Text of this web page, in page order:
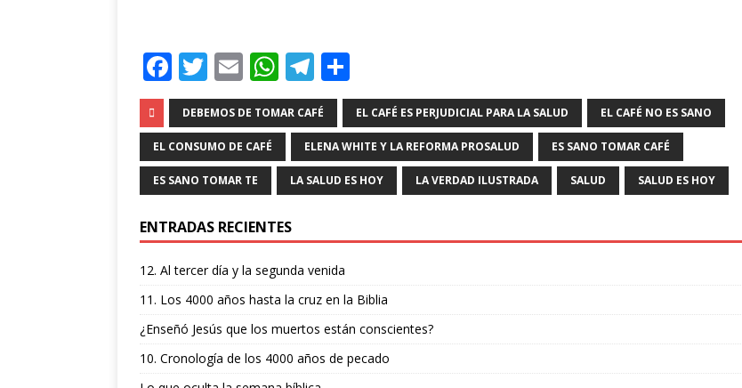
F
a
c
e
b
o
k
T
w
it
te
r
E
m
ai
l
W
h
at
s
A
p
T
el
e
g
ra
o
m
p
ar
r
DEBEMOS DE TOMAR CAFÉ EL CAFÉ ES PERJUDICIAL PARA LA SALUD EL CAFÉ NO ES SANO
EL CONSUMO DE CAFÉ ELENA WHITE Y LA REFORMA PROSALUD ES SANO TOMAR CAFÉ
ES SANO TOMAR TE LA SALUD ES HOY LA VERDAD ILUSTRADA SALUD SALUD ES HOY
ENTRADAS RECIENTES
12. Al tercer día y la segunda venida
11. Los 4000 años hasta la cruz en la Biblia
¿Enseñó Jesús que los muertos están conscientes?
10. Cronología de los 4000 años de pecado